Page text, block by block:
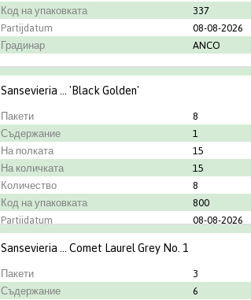
Код на упаковката
337
Partijdatum
08-08-2026
Градинар
ANCO
Sansevieria ... 'Black Golden'
Пакети 8
Съдержание
1
На полката
15
На количката
15
Количество
8
Код на упаковката
800
Partijdatum
08-08-2026
Градинар
Rovawee BV
Sansevieria ... Comet Laurel Grey No. 1
Пакети 3
Съдержание
6